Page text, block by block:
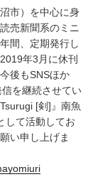
市）を中心に身
売新聞系のミニ
間、定期発行し
年3月に休刊
後もSNSほか
を継続させてい
[剣]』南魚
して活動してお
い申し上げま